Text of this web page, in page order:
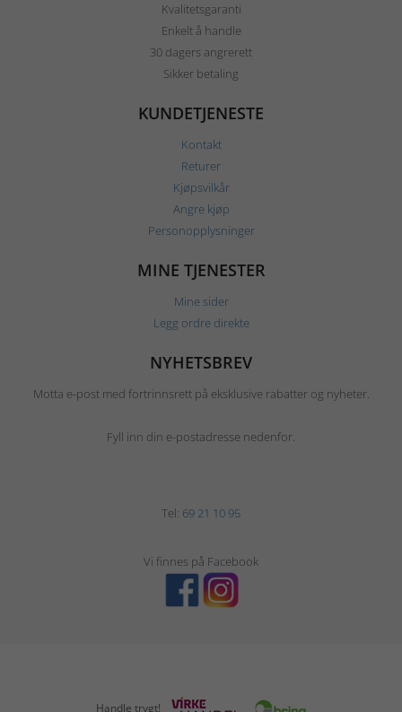
Kvalitetsgaranti
Enkelt å handle
30 dagers angrerett
Sikker betaling
KUNDETJENESTE
Kontakt
Returer
Kjøpsvilkår
Angre kjøp
Personopplysninger
MINE TJENESTER
Mine sider
Legg ordre direkte
NYHETSBREV
Motta e-post med fortrinnsrett på eksklusive rabatter og nyheter.
Fyll inn din e-postadresse nedenfor.
Tel: 69 21 10 95
Vi finnes på Facebook
Handle trygt!